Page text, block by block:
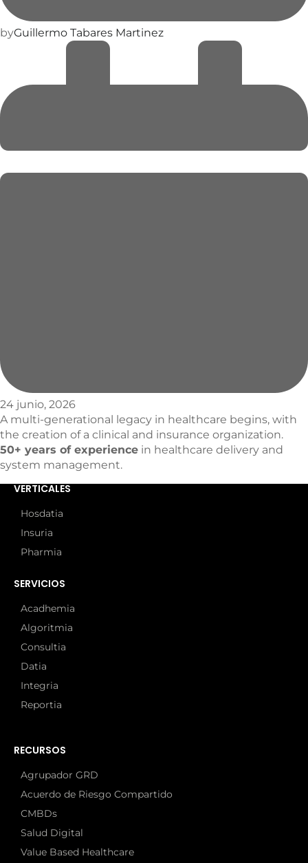
byGuillermo Tabares Martinez
24 junio, 2026
A multi-generational legacy in healthcare begins, with
the creation of a clinical and insurance organization.
50+ years of experience in healthcare delivery and
system management.
VERTICALES
Hosdatia
Insuria
Pharmia
SERVICIOS
Acadhemia
Algoritmia
Consultia
Datia
Integria
Reportia
RECURSOS
Agrupador GRD
Acuerdo de Riesgo Compartido
CMBDs
Salud Digital
Value Based Healthcare